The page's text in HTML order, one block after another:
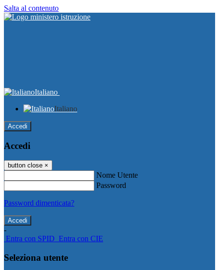
Salta al contenuto
Italiano
Italiano
Accedi
Accedi
button close ×
Nome Utente
Password
Password dimenticata?
-
Entra con SPID Entra con CIE
Seleziona utente